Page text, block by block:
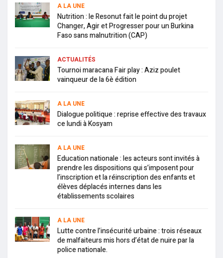
A LA UNE
Nutrition : le Resonut fait le point du projet
Changer, Agir et Progresser pour un Burkina
Faso sans malnutrition (CAP)
ACTUALITÉS
Tournoi maracana Fair play : Aziz poulet
vainqueur de la 6è édition
A LA UNE
Dialogue politique : reprise effective des travaux
ce lundi à Kosyam
A LA UNE
Education nationale : les acteurs sont invités à
prendre les dispositions qui s’imposent pour
l’inscription et la réinscription des enfants et
élèves déplacés internes dans les
établissements scolaires
A LA UNE
Lutte contre l’insécurité urbaine : trois réseaux
de malfaiteurs mis hors d’état de nuire par la
police nationale.